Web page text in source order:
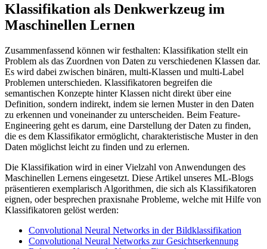
Klassifikation als Denkwerkzeug im
Maschinellen Lernen
Zusammenfassend können wir festhalten: Klassifikation stellt ein
Problem als das Zuordnen von Daten zu verschiedenen Klassen dar.
Es wird dabei zwischen binären, multi-Klassen und multi-Label
Problemen unterschieden. Klassifikatoren begreifen die
semantischen Konzepte hinter Klassen nicht direkt über eine
Definition, sondern indirekt, indem sie lernen Muster in den Daten
zu erkennen und voneinander zu unterscheiden. Beim Feature-
Engineering geht es darum, eine Darstellung der Daten zu finden,
die es dem Klassifikator ermöglicht, charakteristische Muster in den
Daten möglichst leicht zu finden und zu erlernen.
Die Klassifikation wird in einer Vielzahl von Anwendungen des
Maschinellen Lernens eingesetzt. Diese Artikel unseres ML-Blogs
präsentieren exemplarisch Algorithmen, die sich als Klassifikatoren
eignen, oder besprechen praxisnahe Probleme, welche mit Hilfe von
Klassifikatoren gelöst werden:
Convolutional Neural Networks in der Bildklassifikation
Convolutional Neural Networks zur Gesichtserkennung